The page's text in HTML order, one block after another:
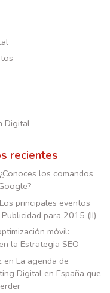
Digital
recientes
¿Conoces los comandos
Los principales eventos
para 2015 (II)
móvil:
la Estrategia SEO
en La agenda de
Digital en España que